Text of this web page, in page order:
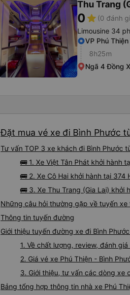
Thu Trang
0star (0 đánh
Limousine 34
VP Phú Thiện
8h25m
Ngã 4 Đồng
Đặt mua vé xe đi Bình Phước
Tư vấn TOP 3 xe khách đi Bình Phước
🚌 1. Xe Việt Tân Phát khởi hành
🚌 2. Xe Cô Hai khởi hành tại 374
🚌 3. Xe Thu Trang (Gia Lai) khởi
Những câu hỏi thường gặp về tuyến xe
Thông tin tuyến đường
Giới thiệu tuyến đường xe đi Bình
1. Về chất lượng, review, đánh
2. Giá vé xe Phú Thiện - Bình
3. Giới thiệu, tư vấn các dòng xe
Bảng tổng hợp thông tin nhà xe Phú